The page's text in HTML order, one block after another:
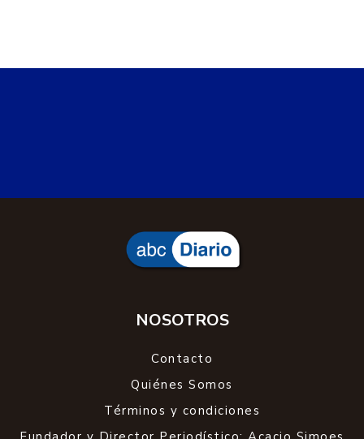
NOSOTROS
Contacto
Quiénes Somos
Términos y condiciones